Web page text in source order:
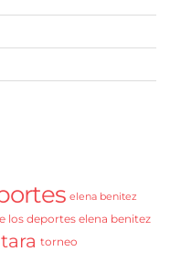
elena benitez
los deportes elena benitez
torneo